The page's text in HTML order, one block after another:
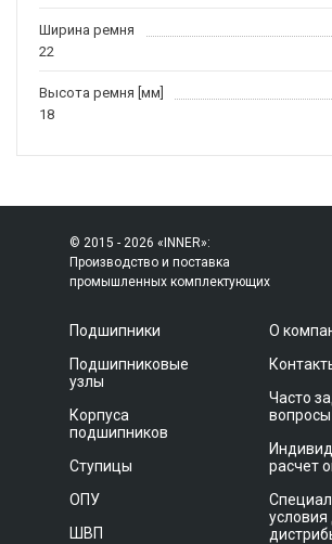
Ширина ремня
22
Высота ремня [мм]
18
© 2015 - 2026 «INNER»:
Производство и поставка
промышленных комплектующих
Подшипники
Подшипниковые
узлы
Корпуса
подшипников
Ступицы
ОПУ
ШВП
О
Часто
вопросы
расчет
условия